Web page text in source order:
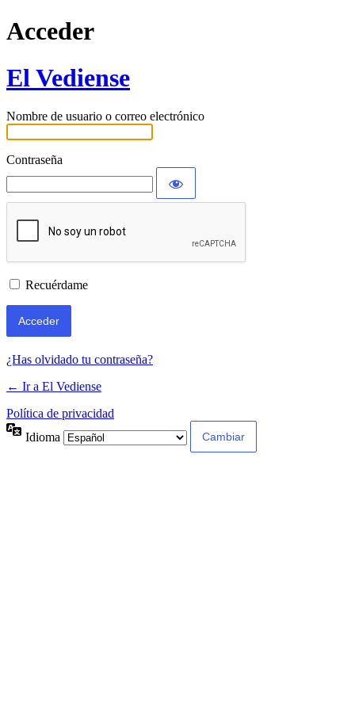
Acceder
El Vediense
Nombre de usuario o correo electrónico
Contraseña
Recuérdame
¿Has olvidado tu contraseña?
← Ir a El Vediense
Política de privacidad
Idioma